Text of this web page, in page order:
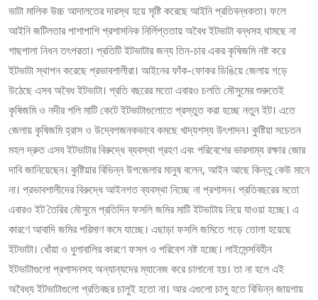
ভাটা মালিক উচ্চ আদালতের দারস্থ হয়ে সৃষ্টি করেছে আইনি প্রতিবন্ধকতা। ফলে
আইনি জটিলতার পাশাপাশি প্রশাসনিক নির্লিপ্ততায় অবৈধ ইটভাটা বন্ধসহ থামছে না
গাছপালা নিধন তৎপরতা। প্রতিটি ইটভাটার জন্য তিন-চার একর কৃষিজমি নষ্ট করে
ইটভাটা স্থাপন করেছে প্রভাবশালীরা। আইনের ফাঁক-ফোকর ডিঙিয়ে জেলায় গড়ে
উঠেছে এসব অবৈধ ইটভাটা। প্রতি বছরের মতো এবারও চলতি মৌসুমের শুরুতেই
কৃষিজমি ও নদীর পলি মাটি কেটে ইটভাটাগুলোতে প্রস্তুত করা হচ্ছে নতুন ইট। এতে
জেলায় কৃষিজমি হ্রাস ও উদ্বেগজনকভাবে কমছে খাদ্যশস্য উৎপাদন। কুষ্টিয়া সচেতন
মহল দ্রুত এসব ইটভাটার বিরুদ্ধে ব্যবস্থা গ্রহণ এবং পরিবেশের ভারসাম্য রক্ষার জোর
দাবি জানিয়েছেন। কুষ্টিয়ার বিভিন্ন উপজেলার মানুষ বলেন, আইন আছে কিন্তু কেউ মানে
না। প্রভাবশালীদের বিরুদ্ধে আইনগত ব্যবস্থা নিচ্ছে না প্রশাসন। প্রতিবছরের মতো
এবারও ইট তৈরির মৌসুমে প্রতিদিন ফসলি জমির মাটি ইটভাটায় নিয়ে যাওয়া হচ্ছে। এ
কারণে আবাদি জমির পরিমাণ কমে যাচ্ছে। এছাড়া ফসলি জমিতে গড়ে তোলা হয়েছে
ইটভাটা। ধোঁয়া ও ধুলাবালির কারণে ফসল ও পরিবেশ নষ্ট হচ্ছে। লাইসেন্সবিহীন
ইটভাটাগুলো প্রশাসনসহ অন্যান্যদের ম্যানেজ করে চালানো হয়। তা না হলে এই
অবৈধ্য ইটভাটাগুলো প্রতিবছর চালুই হতো না। আর এগুলো চালু হতে বিভিন্ন জায়গায়